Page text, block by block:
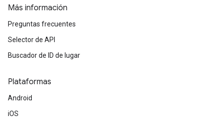
Más información
Preguntas frecuentes
Selector de API
Buscador de ID de lugar
Plataformas
Android
iOS